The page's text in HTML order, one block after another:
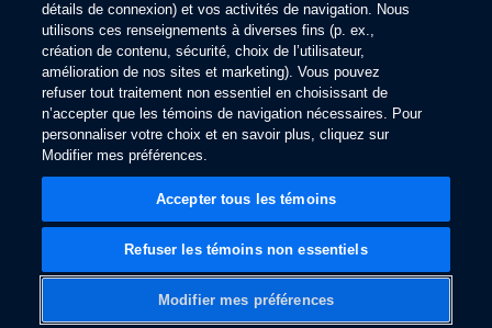
détails de connexion) et vos activités de navigation. Nous
utilisons ces renseignements à diverses fins (p. ex.,
création de contenu, sécurité, choix de l’utilisateur,
amélioration de nos sites et marketing). Vous pouvez
refuser tout traitement non essentiel en choisissant de
n’accepter que les témoins de navigation nécessaires. Pour
personnaliser votre choix et en savoir plus, cliquez sur
Modifier mes préférences.
Modifier mes préférences
Refuser les témoins non essentiels
Accepter tous les témoins